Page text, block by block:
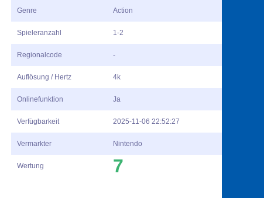
Genre Action
Spieleranzahl 1-2
Regionalcode -
Auflösung / Hertz 4k
Onlinefunktion Ja
Verfügbarkeit 2025-11-06 22:52:27
Vermarkter Nintendo
Wertung 7